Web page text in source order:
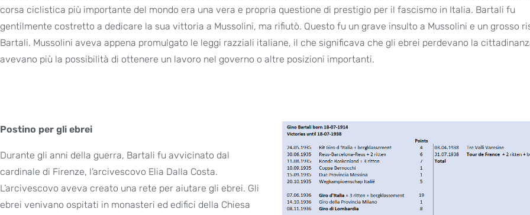
corsa ciclistica più importante del mondo era una vera e propria questione di prestigio per il fascismo in Italia. Bartali fu
gentilmente costretto a dedicare la sua vittoria a Mussolini, ma rifiutò. Questo fu un grave insulto a Mussolini e un grosso
Bartali. Mussolini aveva appena promulgato le leggi razziali italiane, il che significava che gli ebrei perdevano la
avevano più la possibilità di ottenere un lavoro nel governo o altre posizioni importanti.
Postino per gli ebrei
Durante gli anni della guerra, Bartali fu avvicinato dal
cardinale di Firenze, l’arcivescovo Elia Dalla Costa.
L’arcivescovo aveva creato una rete per aiutare gli ebrei. Gli
ebrei venivano ospitati in monasteri ed edifici della Chiesa